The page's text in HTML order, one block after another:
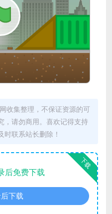
收集整理，不保证资源的可
，请勿商用。喜欢记得支持
时联系站长删除！
下载
后免费下载
下载